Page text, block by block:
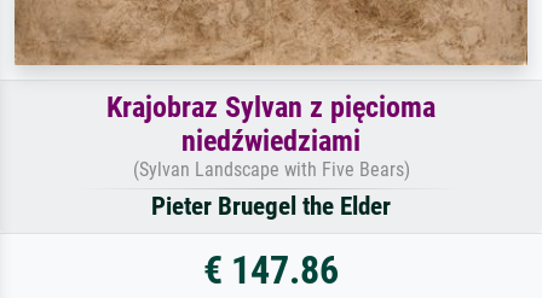
Krajobraz Sylvan z pięcioma
niedźwiedziami
(Sylvan Landscape with Five Bears)
Pieter Bruegel the Elder
€ 147.86